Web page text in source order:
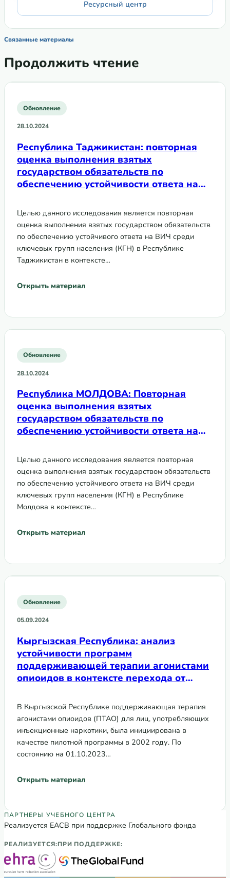
Ресурсный центр
Связанные материалы
Продолжить чтение
Обновление
28.10.2024
Республика Таджикистан: повторная
оценка выполнения взятых
государством обязательств по
обеспечению устойчивости ответа на
переходе на национальное
финансирование
Целью данного исследования является повторная
оценка выполнения взятых государством обязательств
по обеспечению устойчивого ответа на ВИЧ среди
ключевых групп населения (КГН) в Республике
Таджикистан в контексте…
Открыть материал
Обновление
28.10.2024
Республика МОЛДОВА: Повторная
оценка выполнения взятых
государством обязательств по
обеспечению устойчивости ответа на
населения при переходе на
национальное финансирование
Целью данного исследования является повторная
оценка выполнения взятых государством обязательств
по обеспечению устойчивого ответа на ВИЧ среди
ключевых групп населения (КГН) в Республике
Молдова в контексте…
Открыть материал
Обновление
05.09.2024
Кыргызская Республика: анализ
устойчивости программ
поддерживающей терапии агонистами
опиоидов в контексте перехода от
национальное финансирование
В Кыргызской Республике поддерживающая терапия
агонистами опиоидов (ПТАО) для лиц, употребляющих
инъекционные наркотики, была инициирована в
качестве пилотной программы в 2002 году. По
состоянию на 01.10.2023…
Открыть материал
Партнеры Регионального учебного
ПАРТНЕРЫ УЧЕБНОГО ЦЕНТРА
Реализуется ЕАСВ при поддержке Глобального фонда
РЕАЛИЗУЕТСЯ:ПРИ ПОДДЕРЖКЕ: